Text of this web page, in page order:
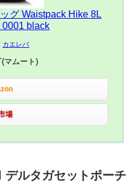
グ Waistpack Hike 8L
0001 black
カエレバ
マムート)
場
ルタガセットポーチ